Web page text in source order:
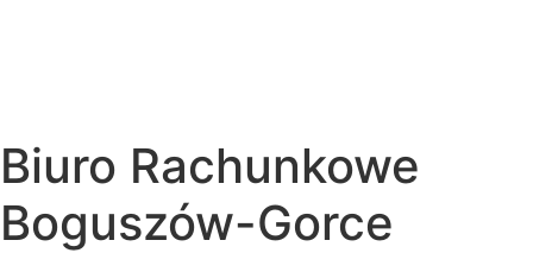
Biuro Rachunkowe
Boguszów-Gorce